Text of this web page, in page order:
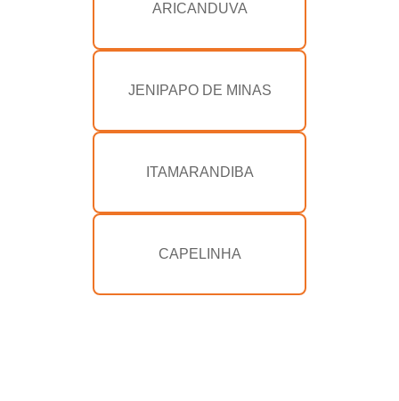
ARICANDUVA
JENIPAPO DE MINAS
ITAMARANDIBA
CAPELINHA